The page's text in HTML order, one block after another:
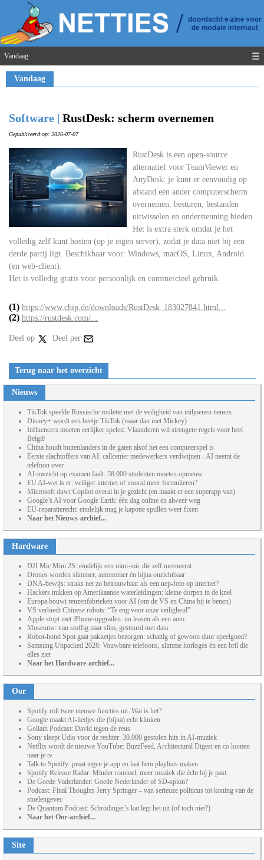
Vandaag ☰
Vandaag
Software | RustDesk: scherm overnemen
Gepubliceerd op: 2026-07-07
RustDesk is een open-source
alternatief voor TeamViewer en
AnyDesk: je kunt er eenvoudig op
afstand een ander computerscherm
overnemen, besturen, bestanden
uitwisselen en ondersteuning bieden.
Het is extra sterk omdat je het
volledig zelf kunt hosten (op je eigen server), zodat je data niet bij een
derde partij ligt. Beschikbaar voor: Windows, macOS, Linux, Android
(en web-client).
Het is volledig gratis voor persoonlijk en commercieel gebruik.
(1) https://www.chip.de/downloads/RustDesk_183027841.html...
(2) https://rustdesk.com/...
Deel op Deel per
Terug naar het overzicht
Nieuws
TikTok speelde Russische roulette met de veiligheid van miljoenen tieners
Disney+ wordt een beetje TikTok (maar dan met Mickey)
Influencers moeten eerlijker spelen: Vlaanderen wil strengere regels voor heel
België
China houdt buitenlanders in de gaten alsof het een computerspel is
Eerste slachtoffers van AI: callcenter medewerkers verdwijnen - AI neemt de
telefoon over
AI-toezicht op examen faalt: 58.000 studenten moeten opnieuw
EU AI-wet is er: veiliger internet of vooral meer formulieren?
Microsoft duwt Copilot overal in je gezicht (en maakt er een superapp van)
Google’s AI voor Google Earth: één dag online en alweer weg
EU-reparatierecht: eindelijk mag je kapotte spullen weer fixen
Naar het Nieuws-archief...
Hardware
DJI Mic Mini 2S: eindelijk een mini-mic die zelf meeneemt
Drones worden slimmer, autonomer én bijna onzichtbaar
DNA-bewijs: straks net zo betrouwbaar als een nep-foto op internet?
Hackers mikken op Amerikaanse waterleidingen: kleine dorpen in de knel
Europa bouwt reuzenfabrieken voor AI (om de VS en China bij te benen)
VS verbiedt Chinese robots: “Te eng voor onze veiligheid”
Apple stopt met iPhone-upgraden: nu leasen als een auto
Museums: van stoffig naar slim, gestuurd met data
Robot-hond Spot gaat pakketjes bezorgen: schattig of gewoon duur speelgoed?
Samsung Unpacked 2026: Vouwbare telefoons, slimme horloges én een bril die
alles ziet
Naar het Hardware-archief...
Oor
Spotify rolt twee nieuwe functies uit. Wat is het?
Google maakt AI-liedjes die (bijna) echt klinken
Goliath Podcast: David tegen de reus
Sony sleept Udio voor de rechter: 30.000 gestolen hits in AI-muziek
Netflix wordt de nieuwe YouTube: BuzzFeed, Architectural Digest en co komen
naar je tv
Talk to Spotify: praat tegen je app en laat hem playlists maken
Spotify Release Radar: Minder rommel, meer muziek die écht bij je past
De Goede Vaderlander: Goede Nederlander of SD-spion?
Podcast: Final Thoughts Jerry Springer – van serieuze politicus tot koning van de
stoelengevec
De Quantum Podcast: Schrödinger’s kat legt het uit (of toch niet?)
Naar het Oor-archief...
Site